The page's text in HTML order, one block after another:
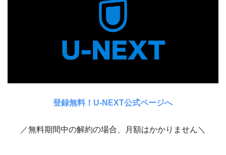
登録無料！U-NEXT公式ページへ
／無料期間中の解約の場合、月額はかかりません＼